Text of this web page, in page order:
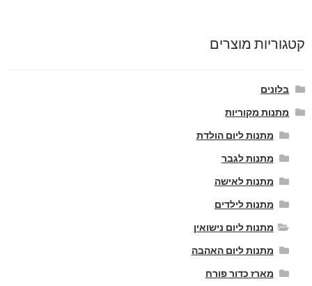
קטגוריות מוצרים
בלונים
מתנות מקוריות
מתנות ליום הולדת
מתנות לגבר
מתנות לאישה
מתנות לילדים
מתנות ליום נישואין
מתנות ליום האהבה
מארז כדור פורח